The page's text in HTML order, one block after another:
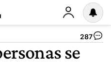
287
se